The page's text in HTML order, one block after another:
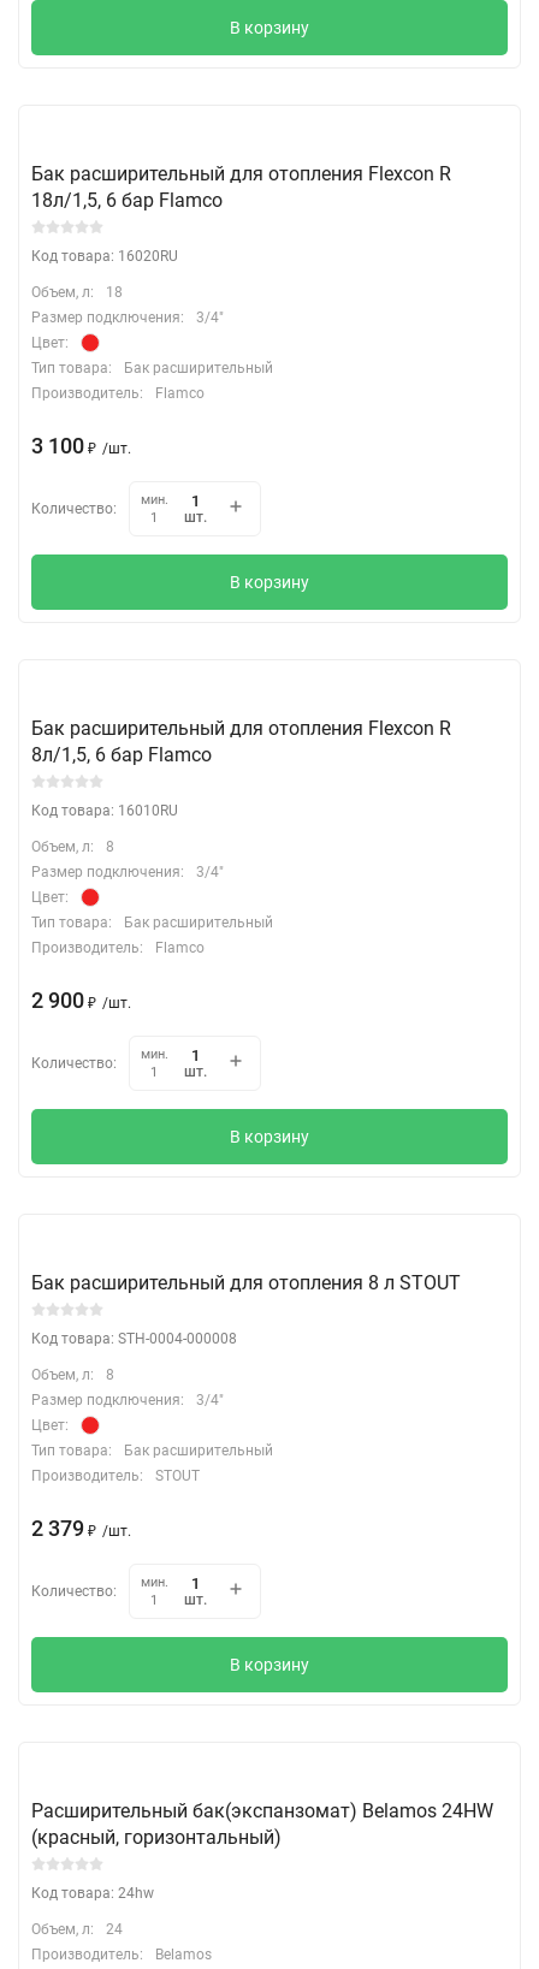
В корзину
Бак расширительный для отопления Flexcon R
18л/1,5, 6 бар Flamco
Код товара: 16020RU
Объем, л:
18
Размер подключения:
3/4"
Цвет:
Тип товара:
Бак расширительный
Производитель:
Flamco
3 100 ₽ /шт.
Количество:
мин.
1
шт.
В корзину
Бак расширительный для отопления Flexcon R
8л/1,5, 6 бар Flamco
Код товара: 16010RU
Объем, л:
8
Размер подключения:
3/4"
Цвет:
Тип товара:
Бак расширительный
Производитель:
Flamco
2 900 ₽ /шт.
Количество:
мин.
1
шт.
В корзину
Бак расширительный для отопления 8 л STOUT
Код товара: STH-0004-000008
Объем, л:
8
Размер подключения:
3/4"
Цвет:
Тип товара:
Бак расширительный
Производитель:
STOUT
2 379 ₽ /шт.
Количество:
мин.
1
шт.
В корзину
Расширительный бак(экспанзомат) Belamos 24HW
(красный, горизонтальный)
Код товара: 24hw
Объем, л:
24
Производитель:
Belamos